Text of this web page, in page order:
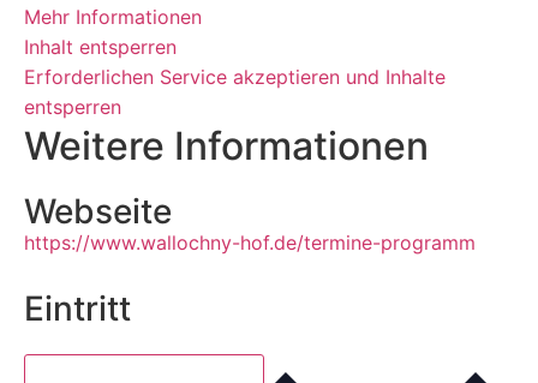
Mehr Informationen
Inhalt entsperren
Erforderlichen Service akzeptieren und Inhalte
entsperren
Weitere Informationen
Webseite
https://www.wallochny-hof.de/termine-programm
Eintritt